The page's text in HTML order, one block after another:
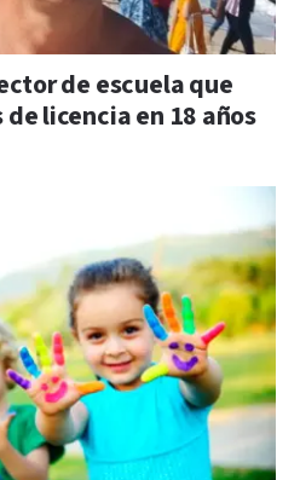
de escuela que
licencia en 18 años